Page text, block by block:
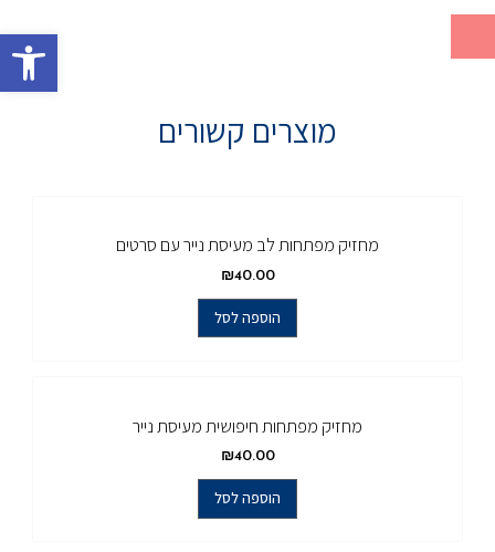
מוצרים קשורים
מחזיק מפתחות לב מעיסת נייר עם סרטים
₪40.00
הוספה לסל
מחזיק מפתחות חיפושית מעיסת נייר
₪40.00
הוספה לסל
פתח